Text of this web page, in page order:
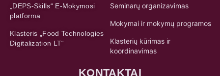
„DEPS-Skills“ E-Mokymosi
platforma
Klasteris „Food Technologies
Digitalization LT“
Seminarų organizavimas
Mokymai ir mokymų programos
Klasterių kūrimas ir
koordinavimas
KONTAKTAI